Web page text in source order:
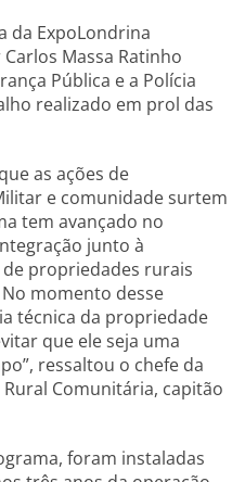
da ExpoLondrina
Massa Ratinho
Pública e a Polícia
realizado em prol das
as ações de
e comunidade surtem
tem avançado no
junto à
propriedades rurais
momento desse
técnica da propriedade
que ele seja uma
ressaltou o chefe da
Comunitária, capitão
foram instaladas